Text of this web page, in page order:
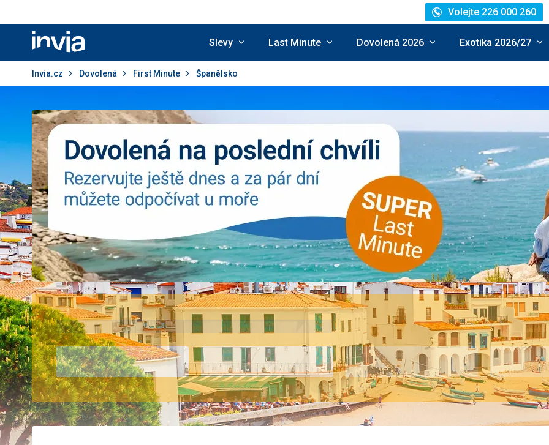
Invia.cz
Volejte 226 000 260
Slevy Last Minute Dovolená 2026 Exotika 2026/27
Invia.cz Dovolená First Minute Španělsko